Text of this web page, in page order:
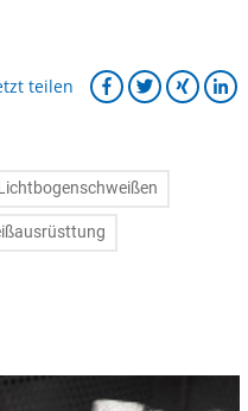
teilen